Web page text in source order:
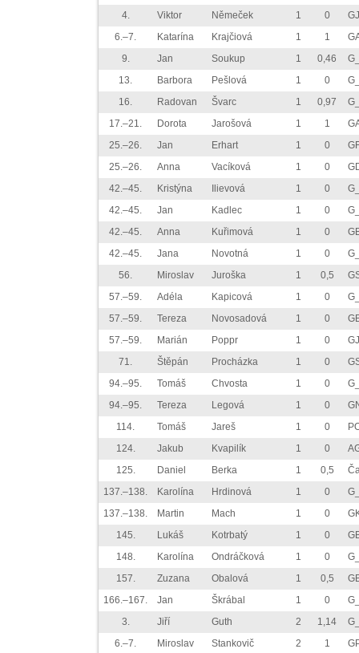
4.
Viktor Němeček 1 0
6.–7.
Katarína Krajčiová 1 1
9.
Jan Soukup 1 0,46
13.
Barbora Pešlová 1 0
16.
Radovan Švarc 1 0,97
17.–21.
Dorota Jarošová 1 1
25.–26.
Jan Erhart 1 0
25.–26.
Anna Vacíková 1 0
42.–45.
Kristýna Ilievová 1 0
42.–45.
Jan Kadlec 1 0
42.–45.
Anna Kuřimová 1 0
42.–45.
Jana Novotná 1 0
56.
Miroslav Juroška 1 0,5
57.–59.
Adéla Kapicová 1 0
57.–59.
Tereza Novosadová 1 0
57.–59.
Marián Poppr 1 0
71.
Štěpán Procházka 1 0
94.–95.
Tomáš Chvosta 1 0
94.–95.
Tereza Legová 1 0
114.
Tomáš Jareš 1 0
124.
Jakub Kvapilík 1 0
125.
Daniel Berka 1 0,5
137.–138.
Karolína Hrdinová 1 0
137.–138.
Martin Mach 1 0
145.
Lukáš Kotrbatý 1 0
148.
Karolína Ondráčková 1 0
157.
Zuzana Obalová 1 0,5
166.–167.
Jan Škrábal 1 0
3.
Jiří Guth 2 1,14
6.–7.
Miroslav Stankovič 2 1